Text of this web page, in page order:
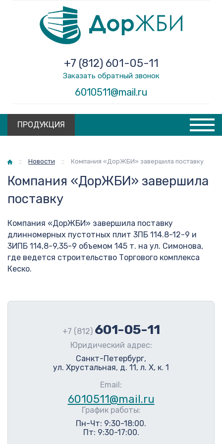
6010511@mail.ru
+7 (812) 601-05-11
Заказать обратный звонок
ПРОДУКЦИЯ
Главная
:: Новости :: Компания «ДорЖБИ» завершила поставку
Компания «ДорЖБИ» завершила
поставку
Компания «ДорЖБИ» завершила поставку
длинномерных пустотных плит 3ПБ 114.8-12-9 и
3ИПБ 114,8-9,35-9 объемом 145 т. на ул. Симонова,
где ведется строительство Торгового комплекса
Кеско.
+7 (812) 601-05-11
Юридический адрес:
Санкт-Петербург,
ул. Хрустальная, д. 11, л. Х, к. 1
Email:
6010511@mail.ru
График работы:
Пн-Чт: 9:30-18:00.
Пт: 9:30-17:00.